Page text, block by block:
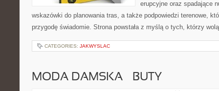
erupcyjne oraz spadające
wskazówki do planowania tras, a także podpowiedzi terenowe,
przygodę świadomie. Strona powstała z myślą o tych, którzy
CATEGORIES: JAKWYSLAC
MODA DAMSKA – BUTY